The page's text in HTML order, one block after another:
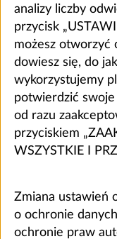
analizy liczby
przycisk
możesz otworzyć
dowiesz się, do
wykorzystujemy
potwierdzić
od razu
przyciskiem
WSZYSTKIE I
Zmiana ustawień
o ochronie
ochronie praw